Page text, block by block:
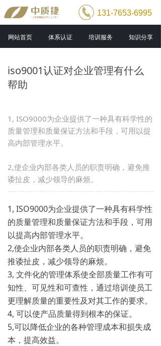
131-7653-6995
网站首页 体系认证 培训服务 知识分享
iso9001认证对企业管理有什么
帮助
1, ISO9000为企业提供了一种具有科学性的
质量管理和质量保证方法和手段，可用以提
高内部管理水平。
2,使企业内部各类人员的职责明确，避免推
诿扯皮，减少领导的麻烦。
1, ISO9000为企业提供了一种具有科学性
的质量管理和质量保证方法和手段，可用
以提高内部管理水平。
2,使企业内部各类人员的职责明确，避免
推诿扯皮，减少领导的麻烦。
3, 文件化的管理体系使全部质量工作有可
知性、可见性和可查性，通过培训使员工
更理解质量的重要性及对其工作的要求。
4, 可以使产品质量得到根本的保证。
5,可以降低企业的各种管理成本和损失成
本，提高效益。